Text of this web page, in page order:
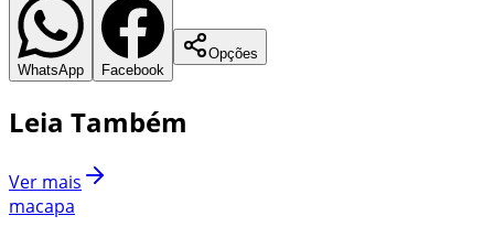
WhatsApp Facebook
Opções
Leia Também
Ver mais
macapa